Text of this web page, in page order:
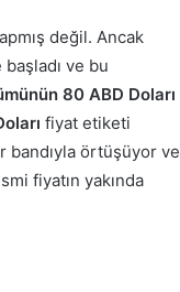
değil. Ancak
ve bu
80 ABD Doları
fiyat etiketi
bandıyla örtüşüyor ve
fiyatın yakında